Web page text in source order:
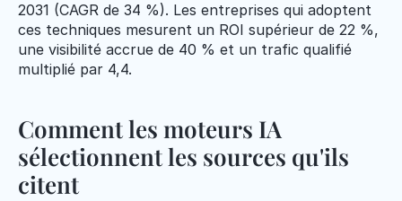
2031 (CAGR de 34 %). Les entreprises qui adoptent
ces techniques mesurent un ROI supérieur de 22 %,
une visibilité accrue de 40 % et un trafic qualifié
multiplié par 4,4.
Comment les moteurs IA
sélectionnent les sources qu'ils
citent